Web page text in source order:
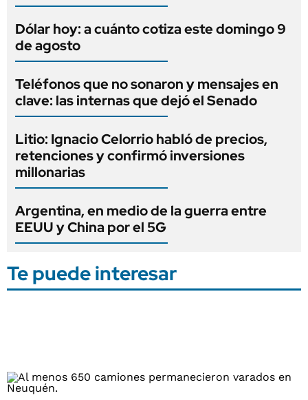
Dólar hoy: a cuánto cotiza este domingo 9
de agosto
Teléfonos que no sonaron y mensajes en
clave: las internas que dejó el Senado
Litio: Ignacio Celorrio habló de precios,
retenciones y confirmó inversiones
millonarias
Argentina, en medio de la guerra entre
EEUU y China por el 5G
Te puede interesar